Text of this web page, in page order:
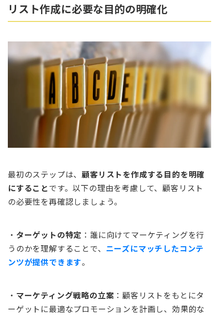
リスト作成に必要な目的の明確化
最初のステップは、顧客リストを作成する目的を明確
にすることです。以下の理由を考慮して、顧客リスト
の必要性を再確認しましょう。
・ ターゲットの特定 ：誰に向けてマーケティングを行
うのかを理解することで、 ニーズにマッチしたコンテ
ンツが提供できます。
・ マーケティング戦略の立案 ：顧客リストをもとにタ
ーゲットに最適なプロモーションを計画し、効果的な